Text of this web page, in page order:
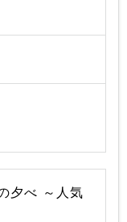
夕べ ～人気